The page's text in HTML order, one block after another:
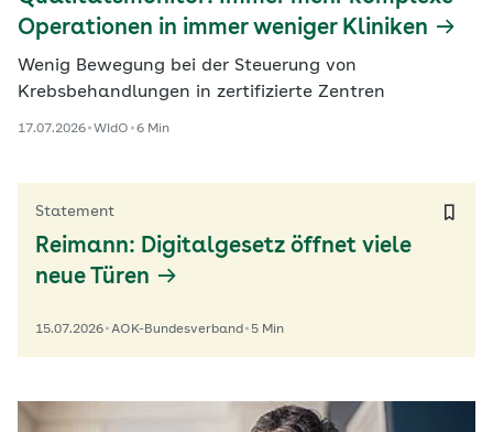
Operationen in immer weniger Kliniken
Wenig Bewegung bei der Steuerung von
Krebsbehandlungen in zertifizierte Zentren
17.07.2026 WIdO 6 Min
Statement
Reimann: Digitalgesetz öffnet viele
neue Türen
15.07.2026 AOK-Bundesverband 5 Min